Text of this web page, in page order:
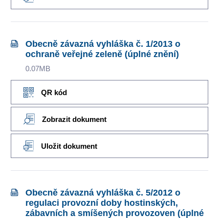
Obecně závazná vyhláška č. 1/2013 o
ochraně veřejné zeleně (úplné znění)
0.07MB
QR kód
Zobrazit dokument
Uložit dokument
Obecně závazná vyhláška č. 5/2012 o
regulaci provozní doby hostinských,
zábavních a smíšených provozoven (úplné